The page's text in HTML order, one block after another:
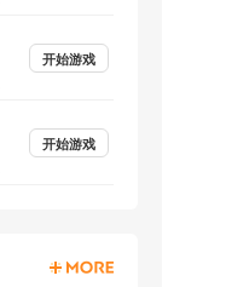
开始游戏
开始游戏